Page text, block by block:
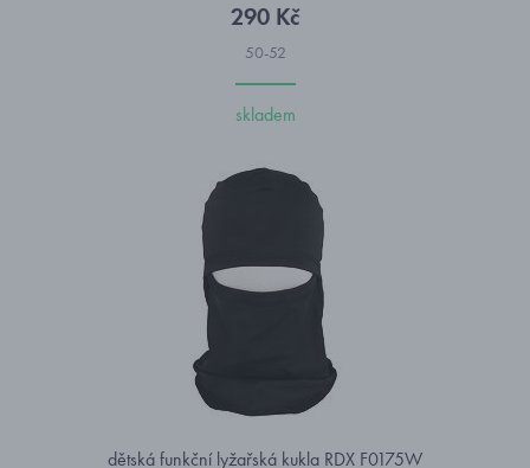
290 Kč
50-52
skladem
dětská funkční lyžařská kukla RDX F0175W